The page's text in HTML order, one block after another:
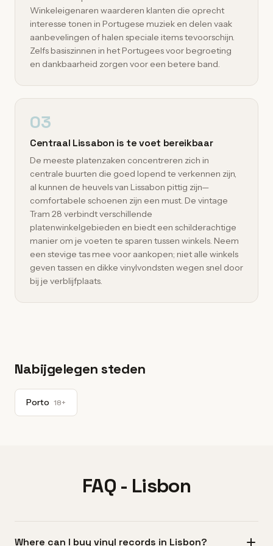
Winkeleigenaren waarderen klanten die oprecht
interesse tonen in Portugese muziek en delen vaak
aanbevelingen of halen speciale items tevoorschijn.
Zelfs basiszinnen in het Portugees voor begroeting
en dankbaarheid zorgen voor een betere band.
03
Centraal Lissabon is te voet bereikbaar
De meeste platenzaken concentreren zich in
centrale buurten die goed lopend te verkennen zijn,
al kunnen de heuvels van Lissabon pittig zijn—
comfortabele schoenen zijn een must. De vintage
Tram 28 verbindt verschillende
platenwinkelgebieden en biedt een schilderachtige
manier om je voeten te sparen tussen winkels. Neem
een stevige tas mee voor aankopen; niet alle winkels
geven tassen en dikke vinylvondsten wegen snel door
bij je verblijfplaats.
Nabijgelegen steden
Porto 18+
FAQ - Lisbon
Where can I buy vinyl records in Lisbon?